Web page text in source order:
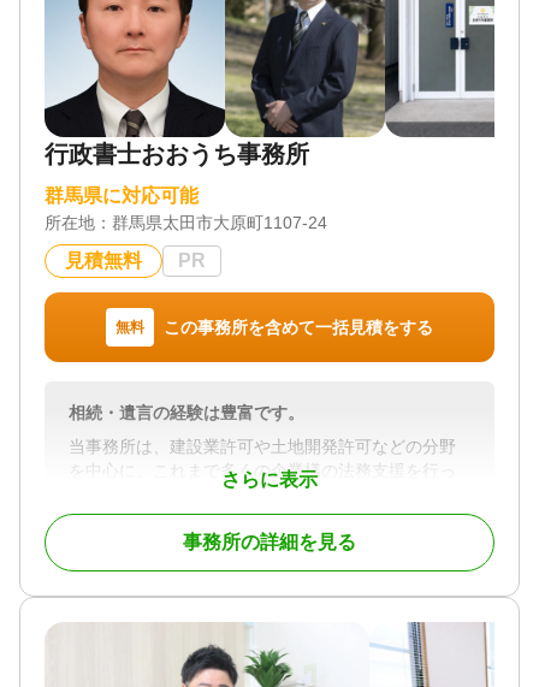
行政書士おおうち事務所
群馬県に対応可能
所在地： 群馬県太田市大原町1107-24
見積無料 PR
無料 この事務所を含めて一括見積をする
さらに表示
相続・遺言の経験は豊富です。
当事務所は、建設業許可や土地開発許可などの分野
を中心に、これまで多くの企業様の法務支援を行っ
てまいりました。現在も数多くの企業様と顧問契約
を結び、日々の許認可業務から経営に関わるご相談
まで、幅広いご依頼に対応しております。
者への事業承継や、不動産・自社株式を含む複雑な
資産の相続対策など、実務に即したご提案とサポー
事務所の詳細を見る